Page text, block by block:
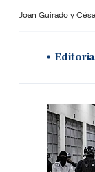
Joan Guirado y